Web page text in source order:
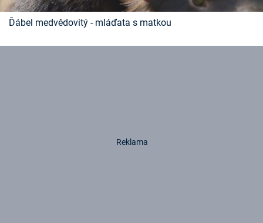
Ďábel medvědovitý - mláďata s matkou